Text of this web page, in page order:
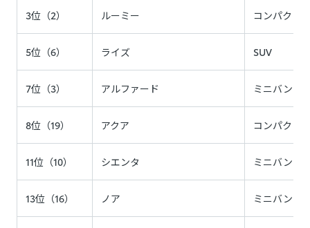
3位（2） ルーミー コンパクト
5位（6） ライズ SUV
7位（3） アルファード ミニバン
8位（19） アクア コンパクト
11位（10） シエンタ ミニバン
13位（16） ノア ミニバン